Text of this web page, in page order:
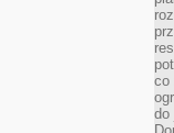
co
do